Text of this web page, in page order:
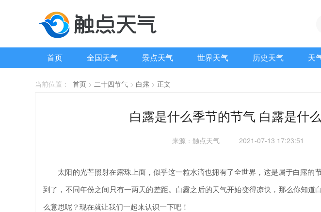
首页 全国天气 景点天气 世界天气 历史天气 天
当前位置： 首页 > 二十四节气 > 白露 > 正文
白露是什么季节的节气 白露是什
来源：触点天气 2021-07-13 17:23:51
太阳的光芒照射在露珠上面，似乎这一粒水滴也拥有了全世界，这是属于白露的
到了，不同年份之间只有一两天的差距。白露之后的天气开始变得凉快，那么你知道
么意思呢？现在就让我们一起来认识一下吧！